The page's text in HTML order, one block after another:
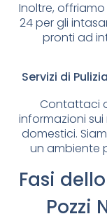
Inoltre,
24 per gli
pronti ad
Servizi di
Contattaci
informazioni sui
domestici.
un ambiente
Fasi
Pozzi